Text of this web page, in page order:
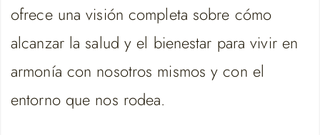
ofrece una visión completa sobre cómo
alcanzar la salud y el bienestar para vivir en
armonía con nosotros mismos y con el
entorno que nos rodea.